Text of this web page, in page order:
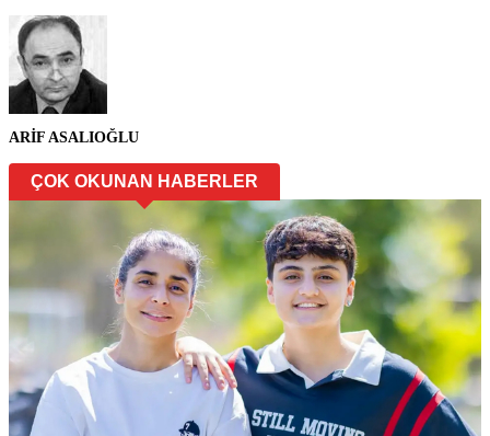
ARİF ASALIOĞLU
ÇOK OKUNAN HABERLER